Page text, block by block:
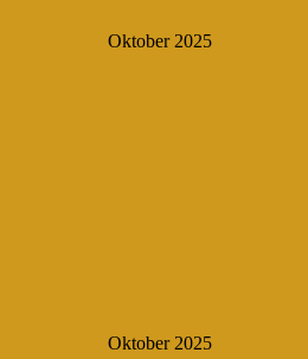
Oktober 2025
Oktober 2025